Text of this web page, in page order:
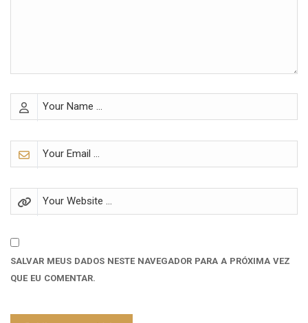
SALVAR MEUS DADOS NESTE NAVEGADOR PARA A PRÓXIMA VEZ
QUE EU COMENTAR.